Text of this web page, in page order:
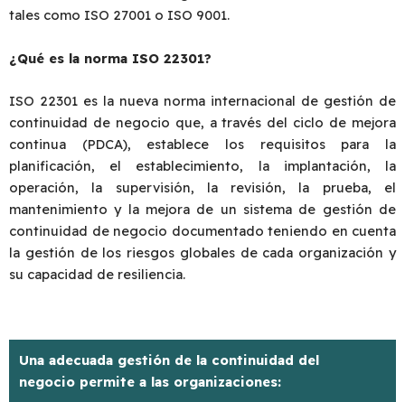
tales como ISO 27001 o ISO 9001.
¿Qué es la norma ISO 22301?
ISO 22301 es la nueva norma internacional de gestión de
continuidad de negocio que, a través del ciclo de mejora
continua (PDCA), establece los requisitos para la
planificación, el establecimiento, la implantación, la
operación, la supervisión, la revisión, la prueba, el
mantenimiento y la mejora de un sistema de gestión de
continuidad de negocio documentado teniendo en cuenta
la gestión de los riesgos globales de cada organización y
su capacidad de resiliencia.
Una adecuada gestión de la continuidad del
negocio permite a las organizaciones: